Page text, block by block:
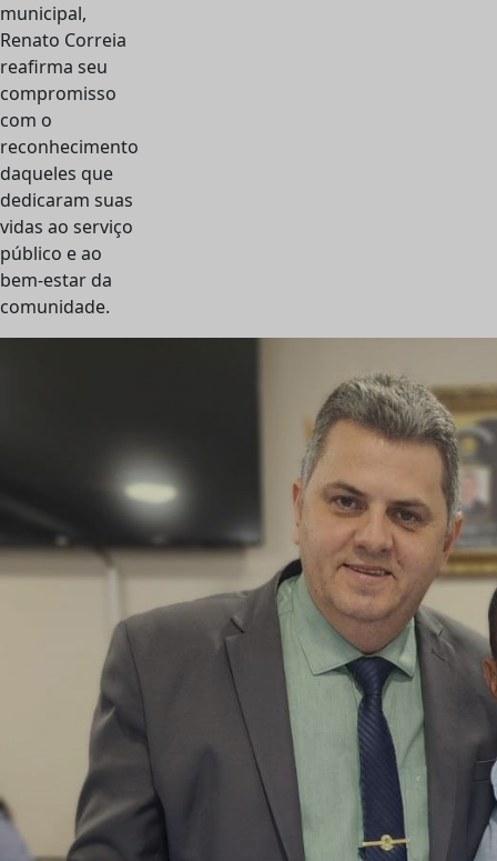
municipal,
Renato Correia
reafirma seu
compromisso
com o
reconhecimento
daqueles que
dedicaram suas
vidas ao serviço
público e ao
bem-estar da
comunidade.